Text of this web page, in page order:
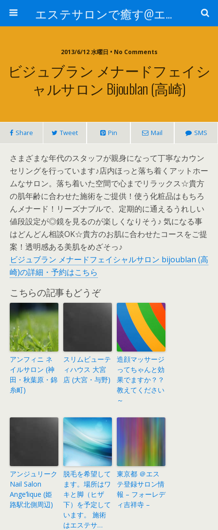
エステサロンで癒す@エステ～全国エステ情報
2013/6/12 水曜日 • No Comments
ビジュブラン メナードフェイシ
ャルサロン Bijoublan (高崎)
Share Tweet Pin Mail SMS
さまざまな年代のスタッフが親身になって丁寧なカウン
セリングを行っています♪店内ほっと落ち着くアットホー
ムなサロン。落ち着いた空間で心までリラックス☆貴方
の肌年齢に合わせた施術をご提供！使う化粧品はもちろ
んメナード！リーズナブルで、定期的に通えるうれしい
値段設定が◎鏡を見るのが楽しくなりそう♪ 気になる事
はどんどん相談OK☆貴方のお肌に合わせたコースをご提
案！透明感ある美肌をめざそっ♪
ビジュブラン メナードフェイシャルサロン bijoublan (高
崎)の詳細・予約はこちら
こちらの記事もどうぞ
アンフィニ ネ
イルサロン (神
田・秋葉原・錦
糸町)
スリムビューテ
ィハウス 大宮
店 (大宮・与野)
造顔マッサージ
ってちゃんと効
果でますか？？
教えてください
～
アンジュリーク
Nail Salon
Ange’lique (姫
路駅北側周辺)
脱毛を希望して
ます。場所はワ
キと脚（ヒザ
下）を予定して
います。 施術
はエステサ…
東京都 ＠エス
テ登録サロン情
報 – フォーレデ
ィ吉祥寺 –